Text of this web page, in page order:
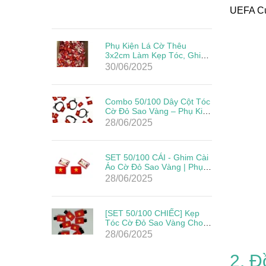
UEFA
2.
Phụ Kiện Lá Cờ Thêu
3x2cm Làm Kẹp Tóc, Ghim
Cài Đẹp Giá Rẻ Mừng Lễ
30/06/2025
Combo 50/100 Dây Cột Tóc
Cờ Đỏ Sao Vàng – Phụ Kiện
Yêu Nước Cho Mẹ & Bé
28/06/2025
SET 50/100 CÁI - Ghim Cài
Áo Cờ Đỏ Sao Vàng | Phụ
Kiện Yêu Nước Cho Ngày
28/06/2025
[SET 50/100 CHIẾC] Kẹp
Tóc Cờ Đỏ Sao Vàng Cho
Bé – Phụ Kiện Mừng Quốc
28/06/2025